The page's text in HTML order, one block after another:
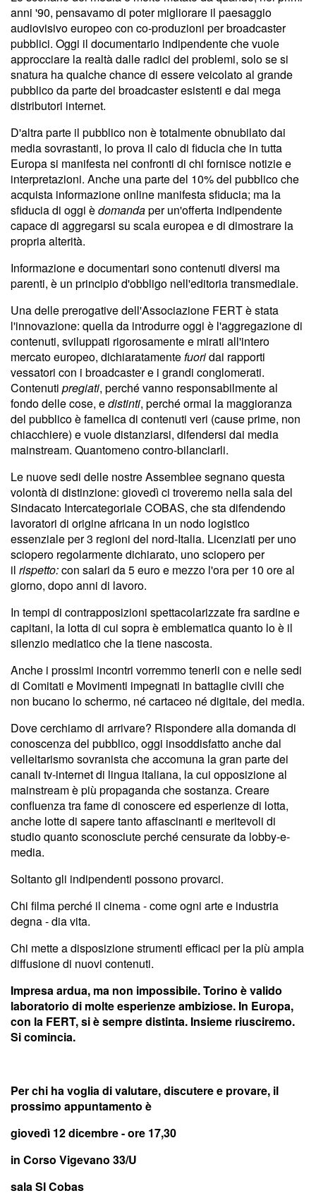
anni '90, pensavamo di poter migliorare il paesaggio
audiovisivo europeo con co-produzioni per broadcaster
pubblici. Oggi il documentario indipendente che vuole
approcciare la realtà dalle radici dei problemi, solo se si
snatura ha qualche chance di essere veicolato al grande
pubblico da parte dei broadcaster esistenti e dai mega
distributori internet.
D'altra parte il pubblico non è totalmente obnubilato dai
media sovrastanti, lo prova il calo di fiducia che in tutta
Europa si manifesta nei confronti di chi fornisce notizie e
interpretazioni. Anche una parte del 10% del pubblico che
acquista informazione online manifesta sfiducia; ma la
sfiducia di oggi èdomandaper un'offerta indipendente
capace di aggregarsi su scala europea e di dimostrare la
propria alterità.
Informazione e documentari sono contenuti diversi ma
parenti, è un principio d'obbligo nell'editoria transmediale.
Una delle prerogative dell'Associazione FERT è stata
l'innovazione: quella da introdurre oggi è l'aggregazione di
contenuti, sviluppati rigorosamente e mirati all'intero
mercato europeo, dichiaratamentefuoridai rapporti
vessatori con i broadcaster e i grandi conglomerati.
Contenuti pregiati, perché vanno responsabilmente al
fondo delle cose, edistinti, perché ormai la maggioranza
del pubblico è famelica di contenuti veri (cause prime, non
chiacchiere) e vuole distanziarsi, difendersi dai media
mainstream. Quantomeno contro-bilanciarli.
Le nuove sedi delle nostre Assemblee segnano questa
volontà di distinzione: giovedì ci troveremo nella sala del
Sindacato Intercategoriale COBAS, che sta difendendo
lavoratori di origine africana in un nodo logistico
essenziale per 3 regioni del nord-Italia. Licenziati per uno
sciopero regolarmente dichiarato, uno sciopero per
il rispetto:con salari da 5 euro e mezzo l'ora per 10 ore al
giorno, dopo anni di lavoro.
In tempi di contrapposizioni spettacolarizzate fra sardine e
capitani, la lotta di cui sopra è emblematica quanto lo è il
silenzio mediatico che la tiene nascosta.
Anche i prossimi incontri vorremmo tenerli con e nelle sedi
di Comitati e Movimenti impegnati in battaglie civili che
non bucano lo schermo, né cartaceo né digitale, dei media.
Dove cerchiamo di arrivare? Rispondere alla domanda di
conoscenza del pubblico, oggi insoddisfatto anche dal
velleitarismo sovranista che accomuna la gran parte dei
canali tv-internet di lingua italiana, la cui opposizione al
mainstream è più propaganda che sostanza. Creare
confluenza tra fame di conoscere ed esperienze di lotta,
anche lotte di sapere tanto affascinanti e meritevoli di
studio quanto sconosciute perché censurate da lobby-e-
media.
Soltanto gli indipendenti possono provarci.
Chi filma perché il cinema - come ogni arte e industria
degna - dia vita.
Chi mette a disposizione strumenti efficaci per la più ampia
diffusione di nuovi contenuti.
Impresa ardua, ma non impossibile. Torino è valido
laboratorio di molte esperienze ambiziose. In Europa,
con la FERT, si è sempre distinta. Insieme riusciremo.
Si comincia.
Per chi ha voglia di valutare, discutere e provare, il
prossimo appuntamento è
giovedì 12 dicembre - ore 17,30
in Corso Vigevano 33/U
sala SI Cobas